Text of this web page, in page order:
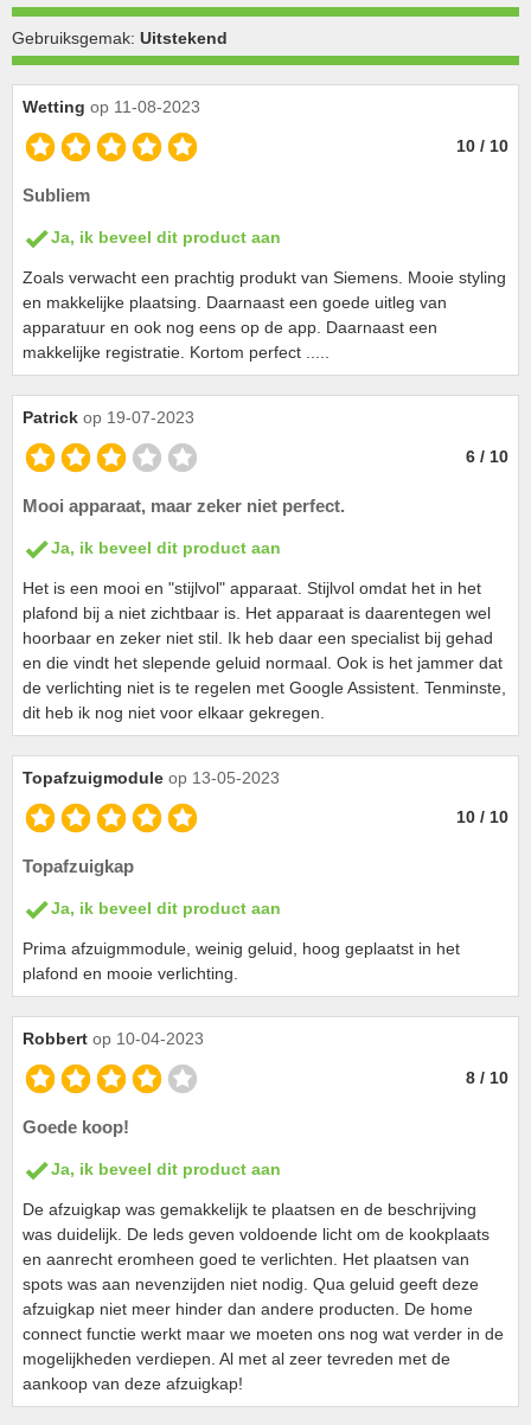
Gebruiksgemak: Uitstekend
Wetting op 11-08-2023
10 / 10
Subliem
Ja, ik beveel dit product aan
Zoals verwacht een prachtig produkt van Siemens. Mooie styling
en makkelijke plaatsing. Daarnaast een goede uitleg van
apparatuur en ook nog eens op de app. Daarnaast een
makkelijke registratie. Kortom perfect .....
Patrick op 19-07-2023
6 / 10
Mooi apparaat, maar zeker niet perfect.
Ja, ik beveel dit product aan
Het is een mooi en "stijlvol" apparaat. Stijlvol omdat het in het
plafond bij a niet zichtbaar is. Het apparaat is daarentegen wel
hoorbaar en zeker niet stil. Ik heb daar een specialist bij gehad
en die vindt het slepende geluid normaal. Ook is het jammer dat
de verlichting niet is te regelen met Google Assistent. Tenminste,
dit heb ik nog niet voor elkaar gekregen.
Topafzuigmodule op 13-05-2023
10 / 10
Topafzuigkap
Ja, ik beveel dit product aan
Prima afzuigmmodule, weinig geluid, hoog geplaatst in het
plafond en mooie verlichting.
Robbert op 10-04-2023
8 / 10
Goede koop!
Ja, ik beveel dit product aan
De afzuigkap was gemakkelijk te plaatsen en de beschrijving
was duidelijk. De leds geven voldoende licht om de kookplaats
en aanrecht eromheen goed te verlichten. Het plaatsen van
spots was aan nevenzijden niet nodig. Qua geluid geeft deze
afzuigkap niet meer hinder dan andere producten. De home
connect functie werkt maar we moeten ons nog wat verder in de
mogelijkheden verdiepen. Al met al zeer tevreden met de
aankoop van deze afzuigkap!